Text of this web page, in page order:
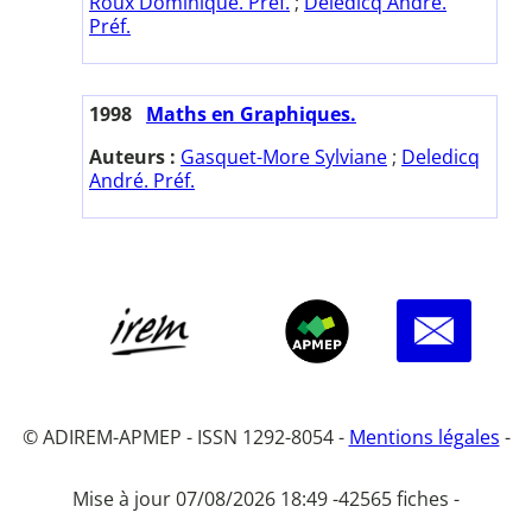
Préf.
1998 Maths en Graphiques.
Auteurs : Gasquet-More Sylviane ; Deledicq
André. Préf.
© ADIREM-APMEP - ISSN 1292-8054 - Mentions légales -
Mise à jour 07/08/2026 18:49 -42565 fiches -